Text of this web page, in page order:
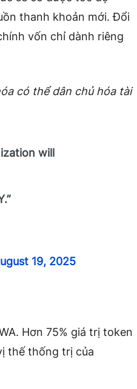
thanh khoản mới. Đổi
vốn chỉ dành riêng
có thể dân chủ hóa tài
will
19, 2025
Hơn 75% giá trị token
thế thống trị của